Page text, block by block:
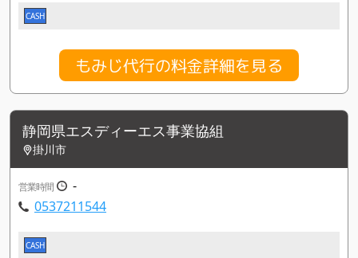
CASH
もみじ代行の料金詳細を見る
静岡県エスディーエス事業協組
掛川市
営業時間
-
0537211544
CASH